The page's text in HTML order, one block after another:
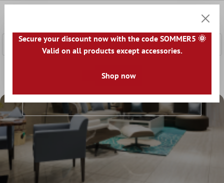
Πλακάκια Δαπέδου
Πλακάκια Δαπέδου
Secure your discount now with the code SOMMER5 🌞
Valid on all products except accessories.
Shop now